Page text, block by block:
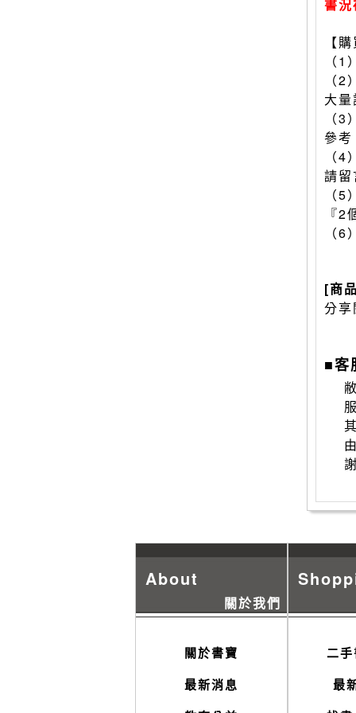
書
【
（
（
大
（
參
（
請
（
『
（
[商
分
■客
About
關於我們
關於書寶
最新消息
二
最